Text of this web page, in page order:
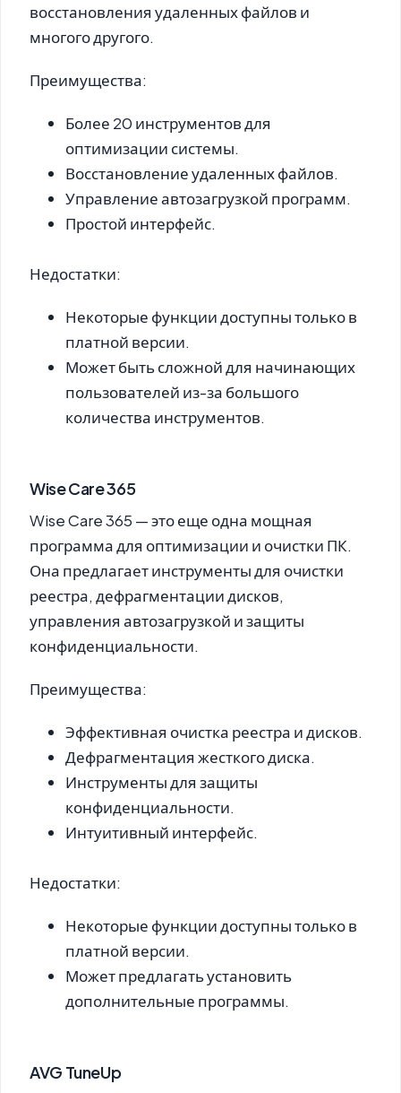
восстановления удаленных файлов и
многого другого.
Преимущества:
Более 20 инструментов для
оптимизации системы.
Восстановление удаленных файлов.
Управление автозагрузкой программ.
Простой интерфейс.
Недостатки:
Некоторые функции доступны только в
платной версии.
Может быть сложной для начинающих
пользователей из-за большого
количества инструментов.
Wise Care 365
Wise Care 365 — это еще одна мощная
программа для оптимизации и очистки ПК.
Она предлагает инструменты для очистки
реестра, дефрагментации дисков,
управления автозагрузкой и защиты
конфиденциальности.
Преимущества:
Эффективная очистка реестра и дисков.
Дефрагментация жесткого диска.
Инструменты для защиты
конфиденциальности.
Интуитивный интерфейс.
Недостатки:
Некоторые функции доступны только в
платной версии.
Может предлагать установить
дополнительные программы.
AVG TuneUp